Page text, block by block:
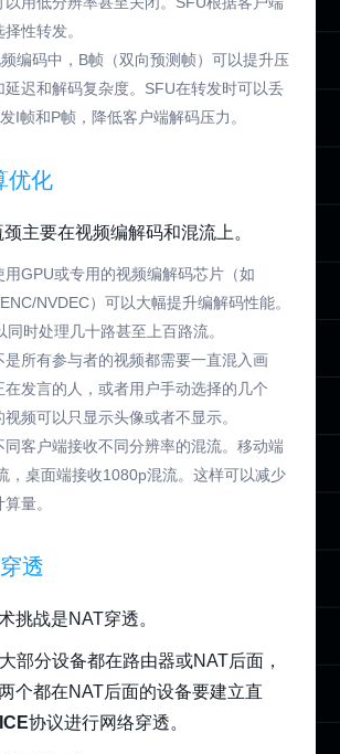
性转发。
编码中，B帧（双向预测帧）可以提升压
延迟和解码复杂度。SFU在转发时可以丢
I帧和P帧，降低客户端解码压力。
优化
主要在视频编解码和混流上。
用GPU或专用的视频编解码芯片（如
NVDEC）可以大幅提升编解码性能。
同时处理几十路甚至上百路流。
是所有参与者的视频都需要一直混入画
在发言的人，或者用户手动选择的几个
频可以只显示头像或者不显示。
同客户端接收不同分辨率的混流。移动端
，桌面端接收1080p混流。这样可以减少
量。
透
挑战是NAT穿透。
部分设备都在路由器或NAT后面，
个都在NAT后面的设备要建立直
ICE协议进行网络穿透。